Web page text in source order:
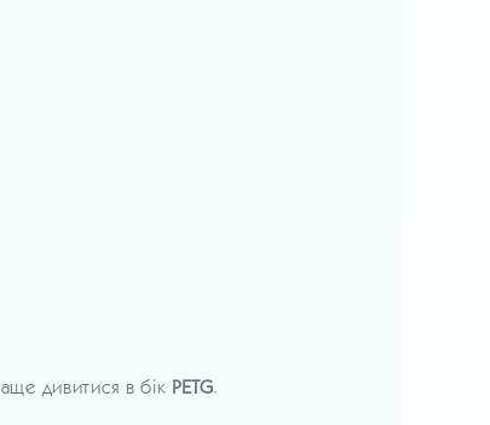
дивитися в бік PETG.